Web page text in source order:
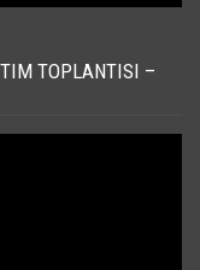
TOPLANTISI –